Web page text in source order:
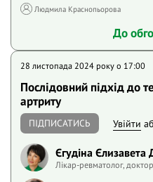
Людмила Краснопьорова
До
28 листопада 2024 року o 17:00
Послідовний підхід до
артриту
ПІДПИСАТИСЬ Увійти
Єгудіна Єлизавета
Лікар-ревматолог,